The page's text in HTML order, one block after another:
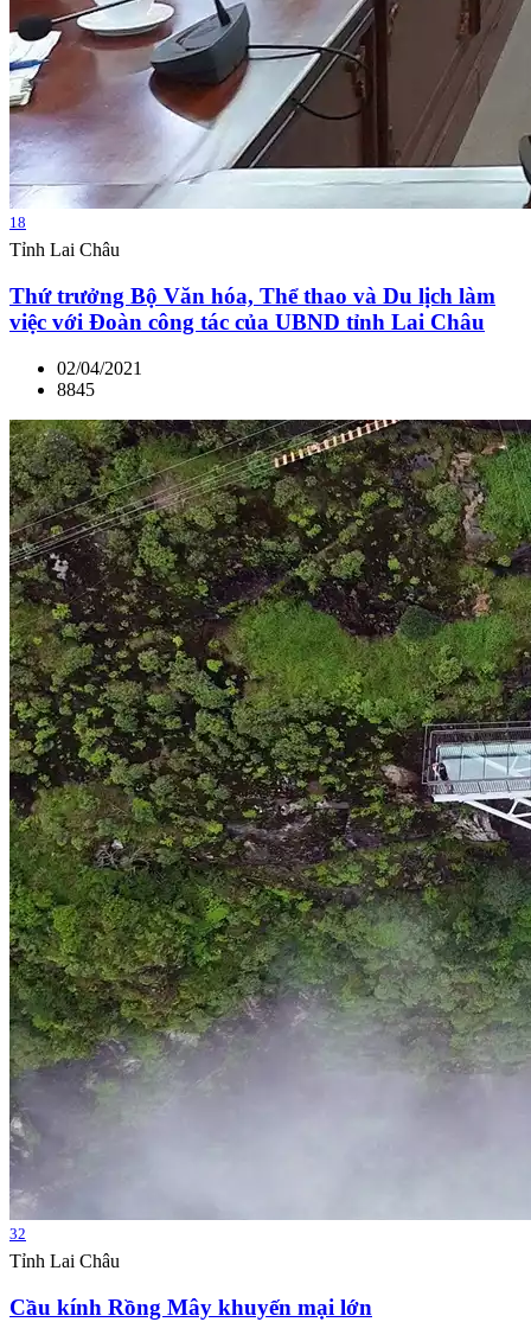
18
Tỉnh Lai Châu
Thứ trưởng Bộ Văn hóa, Thể thao và Du lịch làm
việc với Đoàn công tác của UBND tỉnh Lai Châu
02/04/2021
8845
32
Tỉnh Lai Châu
Cầu kính Rồng Mây khuyến mại lớn